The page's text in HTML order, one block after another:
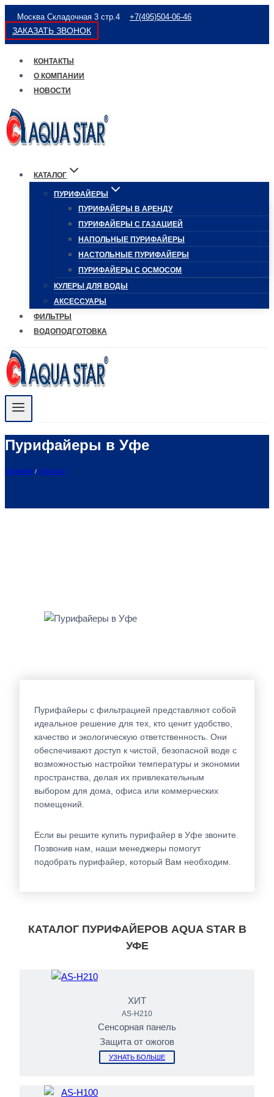
Перейти
к
содержимому
Москва Складочная 3 стр.4 +7(495)504-06-46
ЗАКАЗАТЬ ЗВОНОК
КОНТАКТЫ
О КОМПАНИИ
НОВОСТИ
КАТАЛОГ
ПУРИФАЙЕРЫ
ПУРИФАЙЕРЫ В АРЕНДУ
ПУРИФАЙЕРЫ С ГАЗАЦИЕЙ
НАПОЛЬНЫЕ ПУРИФАЙЕРЫ
НАСТОЛЬНЫЕ ПУРИФАЙЕРЫ
ПУРИФАЙЕРЫ С ОСМОСОМ
КУЛЕРЫ ДЛЯ ВОДЫ
АКСЕССУАРЫ
ФИЛЬТРЫ
ВОДОПОДГОТОВКА
Пурифайеры в Уфе
ГЛАВНАЯ / КАТАЛОГ
Пурифайеры с фильтрацией представляют собой
идеальное решение для тех, кто ценит удобство,
качество и экологическую ответственность. Они
обеспечивают доступ к чистой, безопасной воде с
возможностью настройки температуры и экономии
пространства, делая их привлекательным
выбором для дома, офиса или коммерческих
помещений.
Если вы решите купить пурифайер в Уфе звоните.
Позвонив нам, наши менеджеры помогут
подобрать пурифайер, который Вам необходим.
КАТАЛОГ ПУРИФАЙЕРОВ AQUA STAR В
УФЕ
ХИТ
AS-H210
Сенсорная панель
Защита от ожогов
УЗНАТЬ БОЛЬШЕ